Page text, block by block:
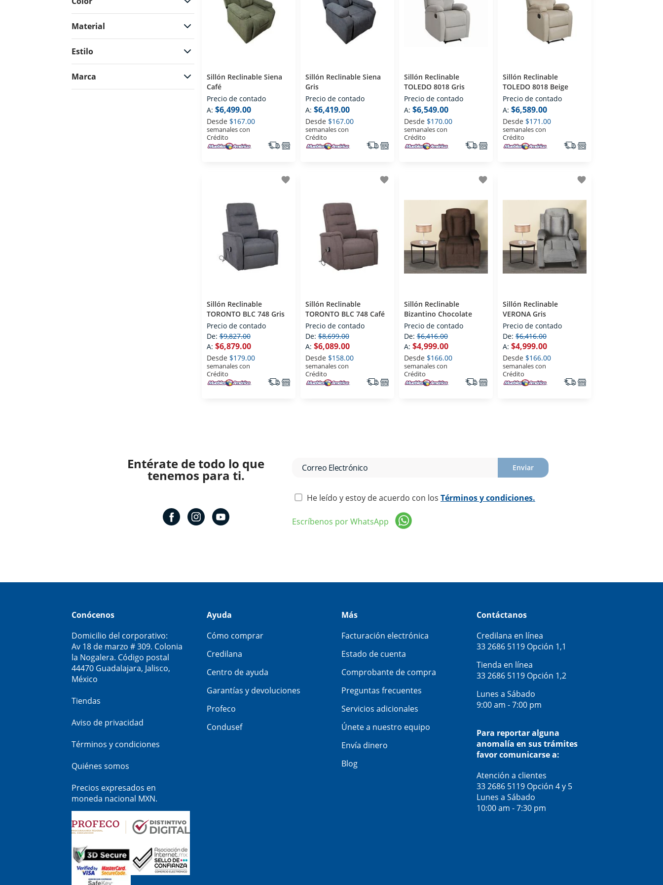
Material
Estilo
Marca
Sillón Reclinable Siena
Café
Precio de contado
A: $6,499.00
Desde $167.00
semanales con
Crédito
Sillón Reclinable Siena
Gris
Precio de contado
A: $6,419.00
Desde $167.00
semanales con
Crédito
Sillón Reclinable
TOLEDO 8018 Gris
Precio de contado
A: $6,549.00
Desde $170.00
semanales con
Crédito
Sillón Reclinable
TOLEDO 8018 Beige
Precio de contado
A: $6,589.00
Desde $171.00
semanales con
Crédito
favorite
Sillón Reclinable
TORONTO BLC 748 Gris
Precio de contado
De:$9,827.00
A: $6,879.00
Desde $179.00
semanales con
Crédito
favorite
Sillón Reclinable
TORONTO BLC 748 Café
Precio de contado
De:$8,699.00
A: $6,089.00
Desde $158.00
semanales con
Crédito
favorite
Sillón Reclinable
Bizantino Chocolate
Precio de contado
De:$6,416.00
A: $4,999.00
Desde $166.00
semanales con
Crédito
favorite
Sillón Reclinable
VERONA Gris
Precio de contado
De:$6,416.00
A: $4,999.00
Desde $166.00
semanales con
Crédito
Entérate de todo lo que
tenemos para ti. Enviar
He leído y estoy de acuerdo con los Términos y condiciones.
Escríbenos por WhatsApp
Conócenos
Domicilio del corporativo:
Av 18 de marzo # 309. Colonia
la Nogalera. Código postal
44470 Guadalajara, Jalisco,
México
Tiendas
Aviso de privacidad
Términos y condiciones
Quiénes somos
Precios expresados en
moneda nacional MXN.
Ayuda
Cómo comprar
Credilana
Centro de ayuda
Garantías y devoluciones
Profeco
Condusef
Más
Facturación electrónica
Estado de cuenta
Comprobante de compra
Preguntas frecuentes
Servicios adicionales
Únete a nuestro equipo
Envía dinero
Blog
Contáctanos
Credilana en línea
33 2686 5119 Opción 1,1
Tienda en línea
33 2686 5119 Opción 1,2
Lunes a Sábado
9:00 am - 7:00 pm
Para reportar alguna
anomalía en sus trámites
favor comunicarse a:
Atención a clientes
33 2686 5119 Opción 4 y 5
Lunes a Sábado
10:00 am - 7:30 pm